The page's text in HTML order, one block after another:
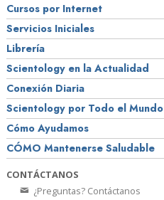
Cursos por Internet
Servicios Iniciales
Librería
Scientology en la Actualidad
Conexión Diaria
Scientology por Todo el Mundo
Cómo Ayudamos
CÓMO Mantenerse Saludable
CONTÁCTANOS
¿Preguntas? Contáctanos